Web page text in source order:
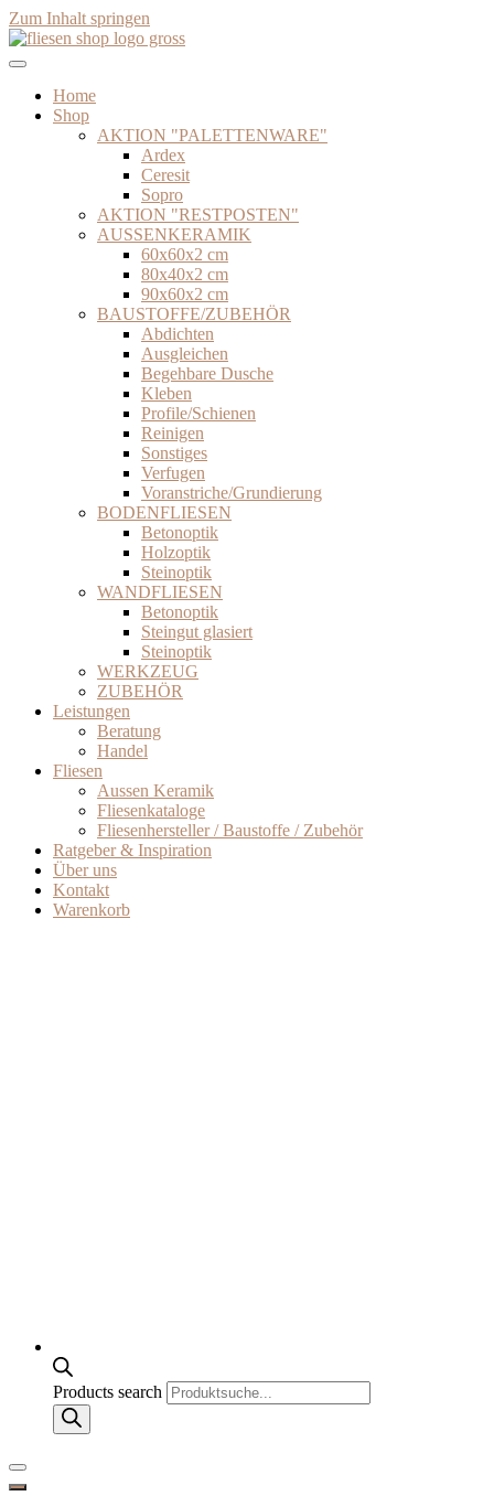
Zum Inhalt springen
Home
Shop
AKTION "PALETTENWARE"
Ardex
Ceresit
Sopro
AKTION "RESTPOSTEN"
AUSSENKERAMIK
60x60x2 cm
80x40x2 cm
90x60x2 cm
BAUSTOFFE/ZUBEHÖR
Abdichten
Ausgleichen
Begehbare Dusche
Kleben
Profile/Schienen
Reinigen
Sonstiges
Verfugen
Voranstriche/Grundierung
BODENFLIESEN
Betonoptik
Holzoptik
Steinoptik
WANDFLIESEN
Betonoptik
Steingut glasiert
Steinoptik
WERKZEUG
ZUBEHÖR
Leistungen
Beratung
Handel
Fliesen
Aussen Keramik
Fliesenkataloge
Fliesenhersteller / Baustoffe / Zubehör
Ratgeber & Inspiration
Über uns
Kontakt
Warenkorb
Products search